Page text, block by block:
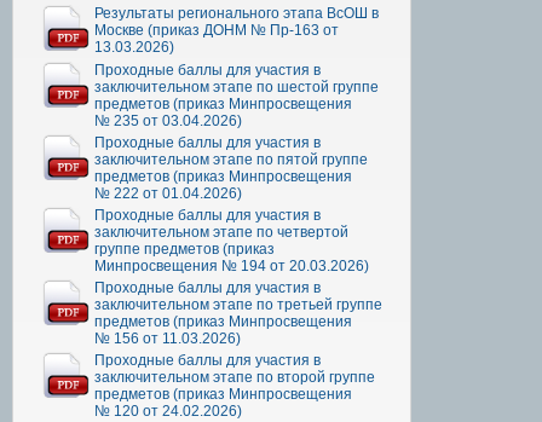
Результаты регионального этапа ВсОШ в
Москве (приказ ДОНМ № Пр-163 от
13.03.2026)
Проходные баллы для участия в
заключительном этапе по шестой группе
предметов (приказ Минпросвещения
№ 235 от 03.04.2026)
Проходные баллы для участия в
заключительном этапе по пятой группе
предметов (приказ Минпросвещения
№ 222 от 01.04.2026)
Проходные баллы для участия в
заключительном этапе по четвертой
группе предметов (приказ
Минпросвещения № 194 от 20.03.2026)
Проходные баллы для участия в
заключительном этапе по третьей группе
предметов (приказ Минпросвещения
№ 156 от 11.03.2026)
Проходные баллы для участия в
заключительном этапе по второй группе
предметов (приказ Минпросвещения
№ 120 от 24.02.2026)